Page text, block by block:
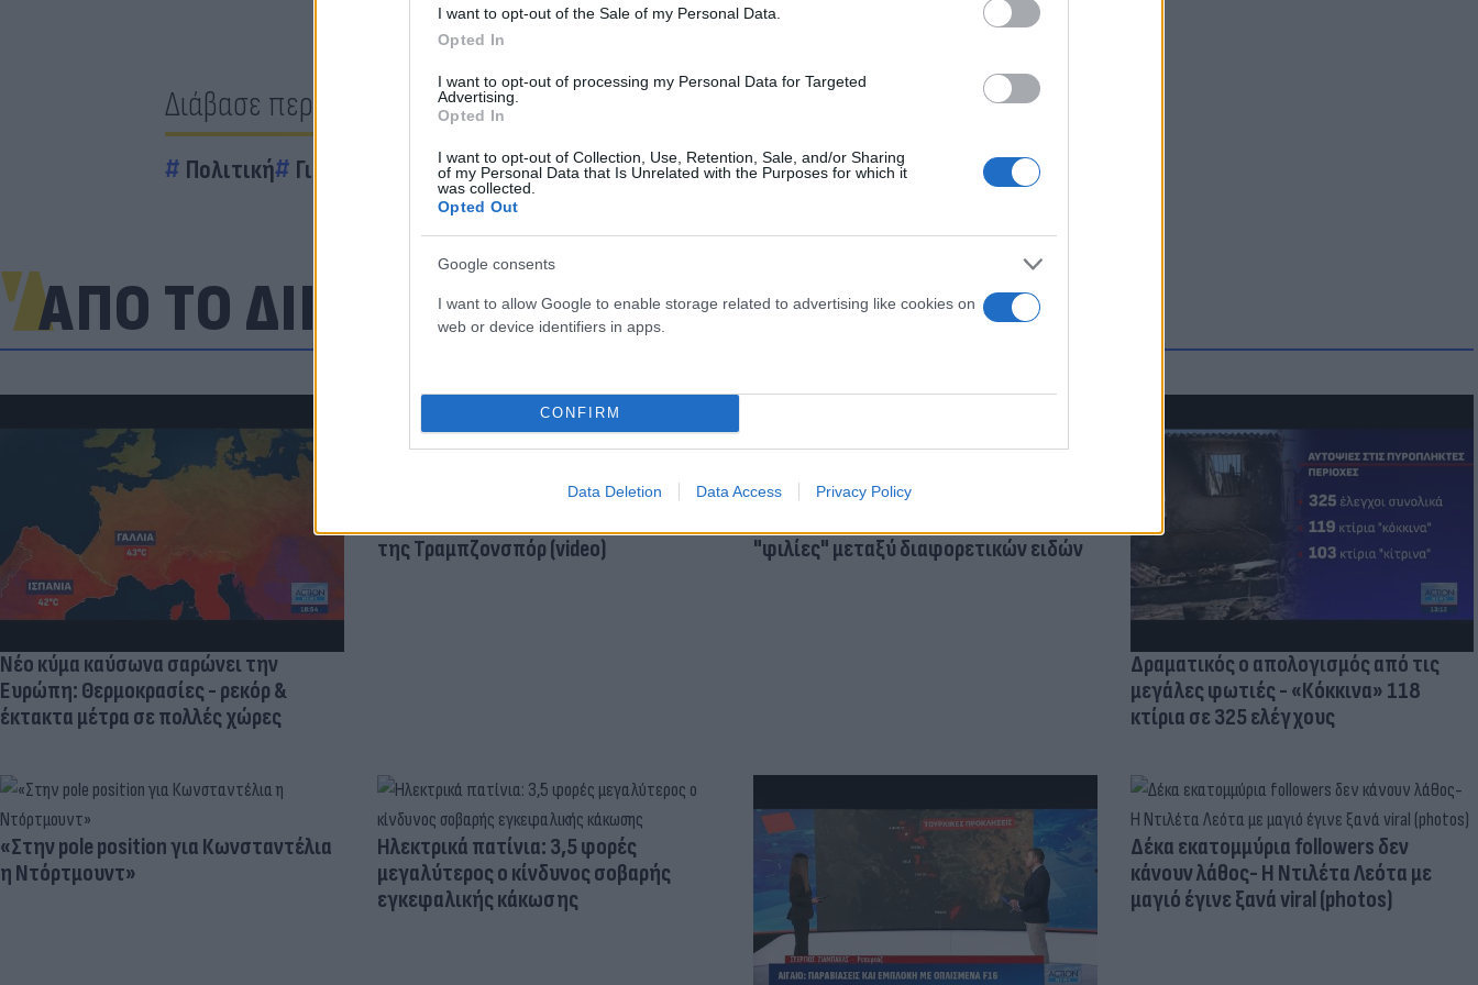
I want to opt-out of the Sale of my Personal Data.
Opted In
I want to opt-out of processing my Personal Data for Targeted
Advertising.
Opted In
I want to opt-out of Collection, Use, Retention, Sale, and/or Sharing
of my Personal Data that Is Unrelated with the Purposes for which it
was collected.
Opted Out
Google consents
I want to allow Google to enable storage related to advertising like cookies on
web or device identifiers in apps.
CONFIRM
Data Deletion Data Access Privacy Policy
Διάβασε περισσότερα
Πολιτική Γιώργος Τσίπρας
ΑΠΟ ΤΟ ΔΙΚΤΥΟ
Νέο κύμα καύσωνα σαρώνει την
Ευρώπη: Θερμοκρασίες - ρεκόρ &
έκτακτα μέτρα σε πολλές χώρες
Πανζουρλισμός στην παρουσίαση του
της Τραμπζονσπόρ (video)
Και οι μαϊμούδες έχουν κατοικίδια! Οι
"φιλίες" μεταξύ διαφορετικών ειδών
Δραματικός ο απολογισμός από τις
μεγάλες φωτιές - «Κόκκινα» 118
κτίρια σε 325 ελέγχους
«Στην pole position για Κωνσταντέλια
η Ντόρτμουντ»
Ηλεκτρικά πατίνια: 3,5 φορές
μεγαλύτερος ο κίνδυνος σοβαρής
εγκεφαλικής κάκωσης
Δέκα εκατομμύρια followers δεν
κάνουν λάθος- Η Ντιλέτα Λεότα με
μαγιό έγινε ξανά viral (photos)